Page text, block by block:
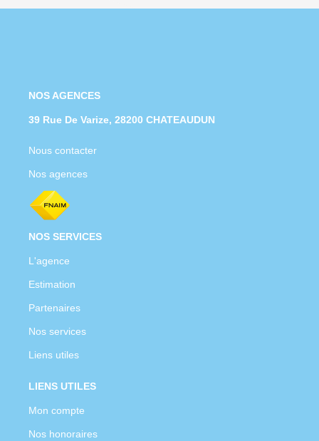
NOS AGENCES
39 Rue De Varize, 28200 CHATEAUDUN
Nous contacter
Nos agences
NOS SERVICES
L'agence
Estimation
Partenaires
Nos services
Liens utiles
LIENS UTILES
Mon compte
Nos honoraires